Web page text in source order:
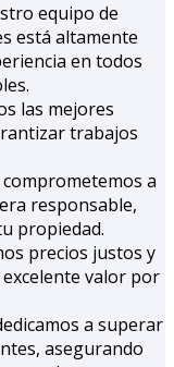
equipo de
está altamente
en todos
las mejores
trabajos
a
responsable,
propiedad.
precios justos y
valor por
a superar
asegurando